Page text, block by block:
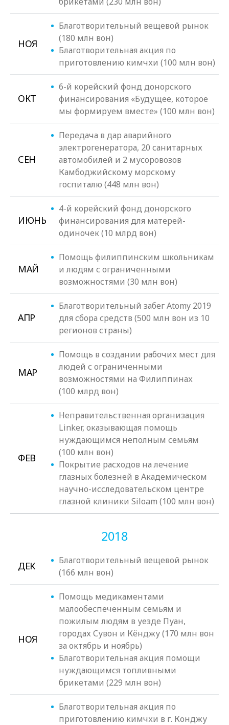
НОЯ
Благотворительный вещевой рынок
(180 млн вон)
Благотворительная акция по
приготовлению кимчхи (100 млн вон)
ОКТ
6-й корейский фонд донорского
финансирования «Будущее, которое
мы формируем вместе» (100 млн вон)
СЕН
Передача в дар аварийного
электрогенератора, 20 санитарных
автомобилей и 2 мусоровозов
Камбоджийскому морскому
госпиталю (448 млн вон)
ИЮНЬ
4-й корейский фонд донорского
финансирования для матерей-
одиночек (10 млрд вон)
МАЙ
Помощь филиппинским школьникам
и людям с ограниченными
возможностями (30 млн вон)
АПР
Благотворительный забег Atomy 2019
для сбора средств (500 млн вон из 10
регионов страны)
МАР
Помощь в создании рабочих мест для
людей с ограниченными
возможностями на Филиппинах
(100 млрд вон)
ФЕВ
Неправительственная организация
Linker, оказывающая помощь
нуждающимся неполным семьям
(100 млн вон)
Покрытие расходов на лечение
глазных болезней в Академическом
научно-исследовательском центре
глазной клиники Siloam (100 млн вон)
2018
ДЕК
Благотворительный вещевой рынок
(166 млн вон)
НОЯ
Помощь медикаментами
малообеспеченным семьям и
пожилым людям в уезде Пуан,
городах Сувон и Кёнджу (170 млн вон
за октябрь и ноябрь)
Благотворительная акция помощи
нуждающимся топливными
брикетами (229 млн вон)
Благотворительная акция по
приготовлению кимчхи в г. Конджу